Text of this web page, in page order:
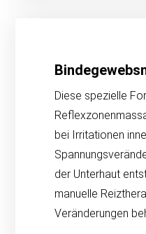
Diese spezielle
bei Irritationen
der Unterhaut
manuelle
Veränderungen